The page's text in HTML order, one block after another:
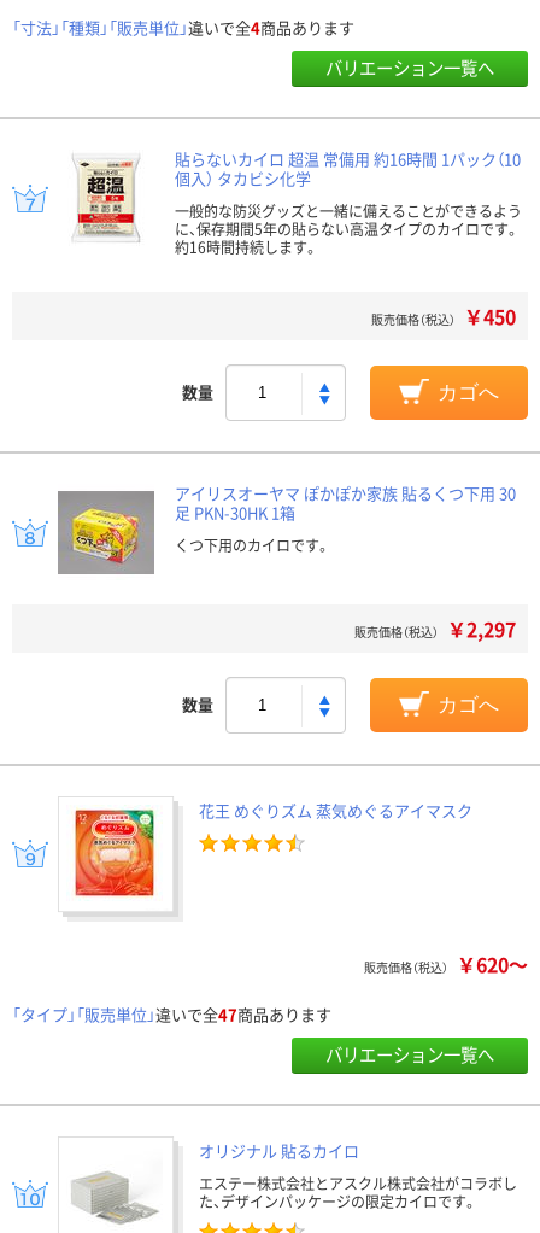
「寸法」「種類」「販売単位」違いで全4商品あります
バリエーション一覧へ
貼らないカイロ 超温 常備用 約16時間 1パック（10
個入） タカビシ化学
一般的な防災グッズと一緒に備えることができるよう
に、保存期間5年の貼らない高温タイプのカイロです。
約16時間持続します。
販売価格（税込） ￥450
数量 カゴへ
アイリスオーヤマ ぽかぽか家族 貼るくつ下用 30
足 PKN-30HK 1箱
くつ下用のカイロです。
販売価格（税込） ￥2,297
数量 カゴへ
花王 めぐりズム 蒸気めぐるアイマスク
販売価格（税込） ￥620～
「タイプ」「販売単位」違いで全47商品あります
バリエーション一覧へ
オリジナル 貼るカイロ
エステー株式会社とアスクル株式会社がコラボし
た、デザインパッケージの限定カイロです。